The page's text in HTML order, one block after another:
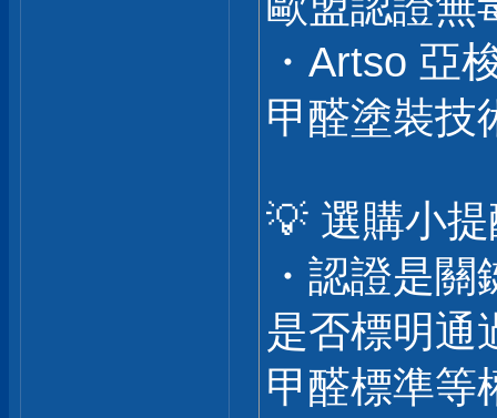
・Artso 亞
甲醛塗裝技
💡 選購小
・認證是
是否標明通
甲醛標準等